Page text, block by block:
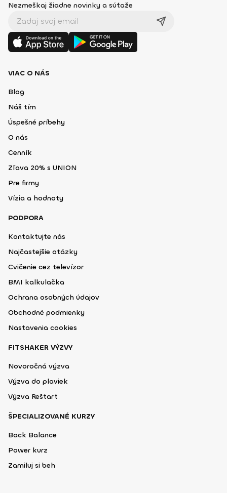
Nezmeškaj žiadne novinky a súťaže
VIAC O NÁS
Blog
Náš tím
Úspešné príbehy
O nás
Cenník
Zľava 20% s UNION
Pre firmy
Vízia a hodnoty
PODPORA
Kontaktujte nás
Najčastejšie otázky
Cvičenie cez televízor
BMI kalkulačka
Ochrana osobných údajov
Obchodné podmienky
Nastavenia cookies
FITSHAKER VÝZVY
Novoročná výzva
Výzva do plaviek
Výzva Reštart
ŠPECIALIZOVANÉ KURZY
Back Balance
Power kurz
Zamiluj si beh